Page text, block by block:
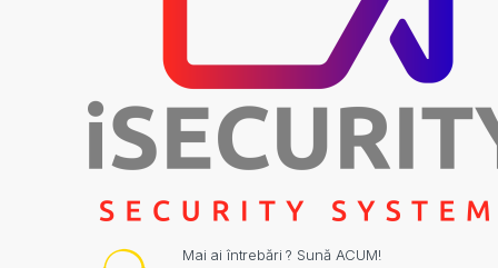
Mai ai întrebări ? Sună ACUM!